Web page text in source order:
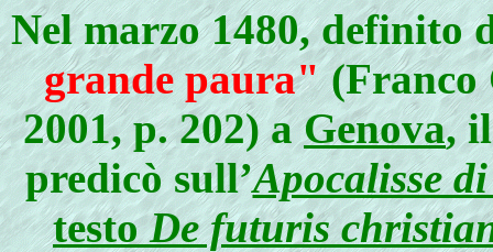
Nel marzo 1480,
grande paura"
2001, p. 202) aGenova,
predicò sull’Apocalisse
testoDe futuris